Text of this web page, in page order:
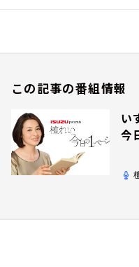
この記事の番組情報
い
今